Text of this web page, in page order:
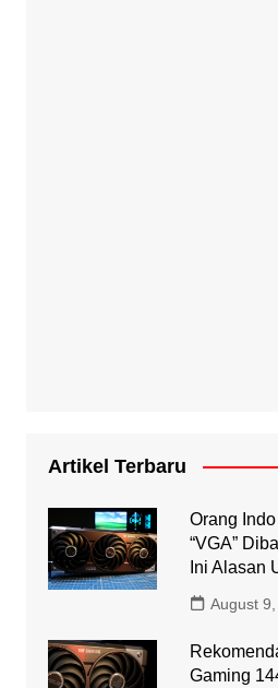
Artikel Terbaru
Orang
“VGA”
Ini Alasan
August
Gaming